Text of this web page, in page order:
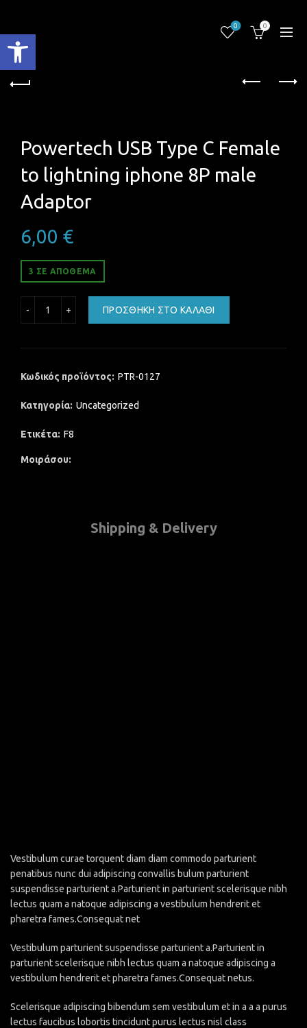
Ανοίξτε τη γραμμή εργαλείων
0 0
Powertech USB Type C Female
to lightning iphone 8P male
Adaptor
6,00 €
3 ΣΕ ΑΠΌΘΕΜΑ
ΠΡΟΣΘΉΚΗ ΣΤΟ ΚΑΛΆΘΙ
Κωδικός προϊόντος: PTR-0127
Κατηγορία: Uncategorized
Ετικέτα: F8
Μοιράσου
Shipping & Delivery
Vestibulum curae torquent diam diam commodo parturient
penatibus nunc dui adipiscing convallis bulum parturient
suspendisse parturient a.Parturient in parturient scelerisque nibh
lectus quam a natoque adipiscing a vestibulum hendrerit et
pharetra fames.Consequat net
Vestibulum parturient suspendisse parturient a.Parturient in
parturient scelerisque nibh lectus quam a natoque adipiscing a
vestibulum hendrerit et pharetra fames.Consequat netus.
Scelerisque adipiscing bibendum sem vestibulum et in a a a purus
lectus faucibus lobortis tincidunt purus lectus nisl class